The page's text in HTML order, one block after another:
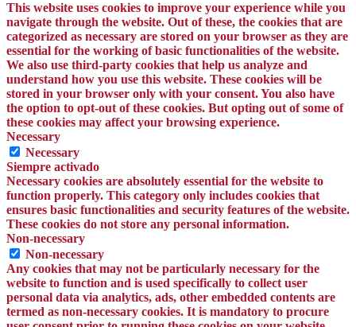
This website uses cookies to improve your experience while you
navigate through the website. Out of these, the cookies that are
categorized as necessary are stored on your browser as they are
essential for the working of basic functionalities of the website.
We also use third-party cookies that help us analyze and
understand how you use this website. These cookies will be
stored in your browser only with your consent. You also have
the option to opt-out of these cookies. But opting out of some of
these cookies may affect your browsing experience.
Necessary
Necessary
Siempre activado
Necessary cookies are absolutely essential for the website to
function properly. This category only includes cookies that
ensures basic functionalities and security features of the website.
These cookies do not store any personal information.
Non-necessary
Non-necessary
Any cookies that may not be particularly necessary for the
website to function and is used specifically to collect user
personal data via analytics, ads, other embedded contents are
termed as non-necessary cookies. It is mandatory to procure